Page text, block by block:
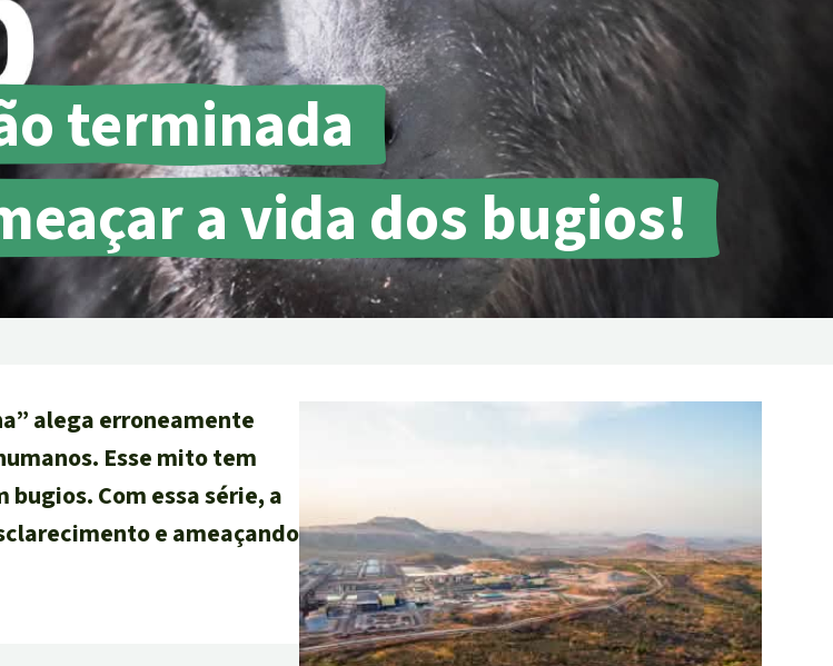
tropicais do mundo
Doar
terminada
a vida dos bugios!
alega erroneamente
Esse mito tem
Com essa série, a
e ameaçando